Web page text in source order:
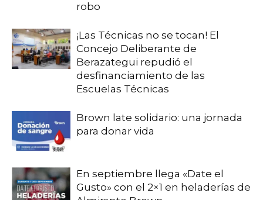
robo
¡Las Técnicas no se tocan! El
Concejo Deliberante de
Berazategui repudió el
desfinanciamiento de las
Escuelas Técnicas
Brown late solidario: una jornada
para donar vida
En septiembre llega «Date el
Gusto» con el 2×1 en heladerías de